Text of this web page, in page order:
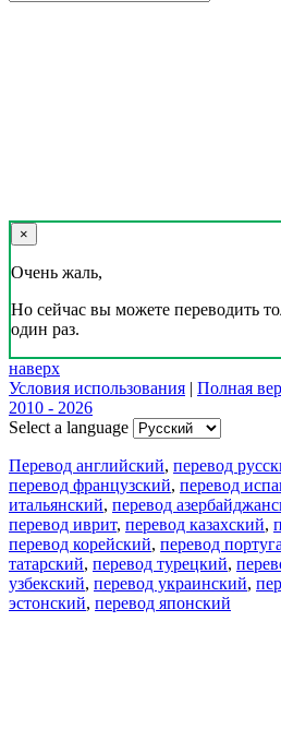
×
Очень жаль,
Но сейчас вы можете переводить
один раз.
наверх
Условия использования | Полная
2010 - 2026
Select a language
Перевод английский, перевод
перевод французский, перевод
итальянский, перевод
перевод иврит, перевод казахский,
перевод корейский, перевод
татарский, перевод турецкий,
узбекский, перевод украинский,
эстонский, перевод японский